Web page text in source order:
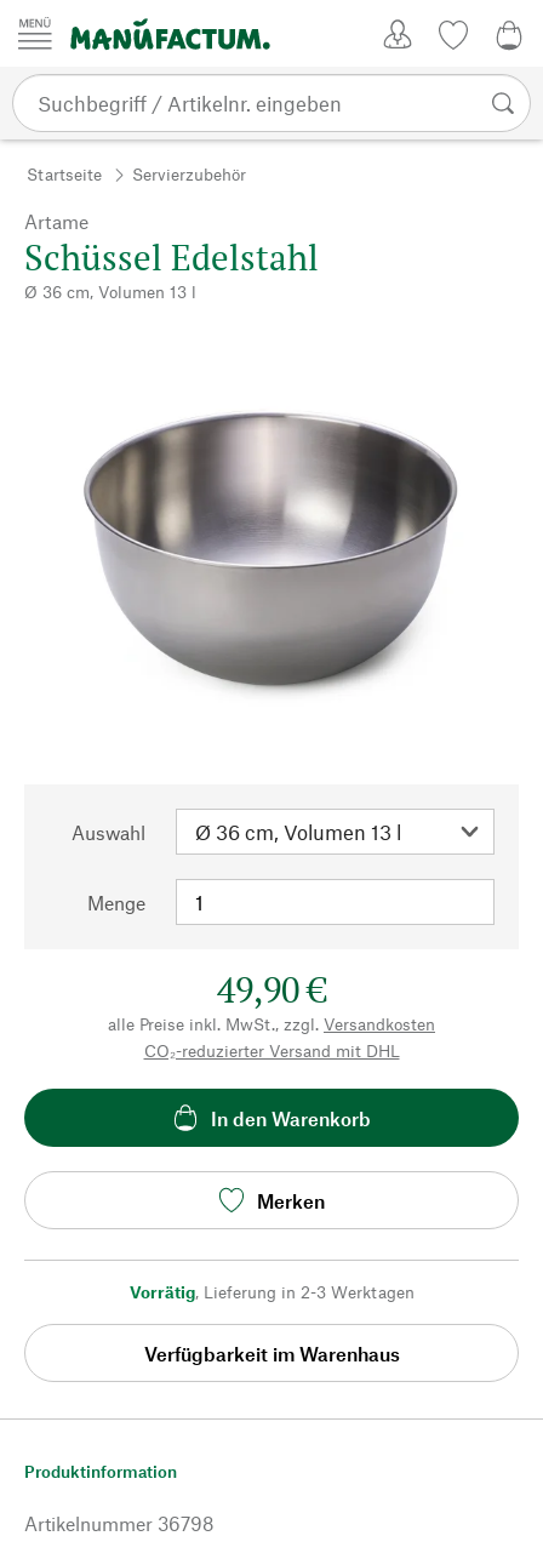
Zum Inhalt springen
Startseite Servierzubehör
Artame
Schüssel Edelstahl
Ø 36 cm, Volumen 13 l
Auswahl
Menge
49,90 €
alle Preise inkl. MwSt., zzgl. Versandkosten
CO₂-reduzierter Versand mit DHL
In den Warenkorb
Merken
Vorrätig, Lieferung in 2-3 Werktagen
Verfügbarkeit im Warenhaus
Produktinformation
Artikelnummer 36798